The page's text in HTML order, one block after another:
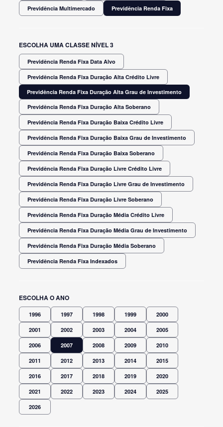
Previdência Multimercado Previdência Renda Fixa
ESCOLHA UMA CLASSE NÍVEL 3
Previdência Renda Fixa Data Alvo
Previdência Renda Fixa Duração Alta Crédito Livre
Previdência Renda Fixa Duração Alta Grau de Investimento
Previdência Renda Fixa Duração Alta Soberano
Previdência Renda Fixa Duração Baixa Crédito Livre
Previdência Renda Fixa Duração Baixa Grau de Investimento
Previdência Renda Fixa Duração Baixa Soberano
Previdência Renda Fixa Duração Livre Crédito Livre
Previdência Renda Fixa Duração Livre Grau de Investimento
Previdência Renda Fixa Duração Livre Soberano
Previdência Renda Fixa Duração Média Crédito Livre
Previdência Renda Fixa Duração Média Grau de Investimento
Previdência Renda Fixa Duração Média Soberano
Previdência Renda Fixa Indexados
ESCOLHA O ANO
1996 1997 1998 1999 2000
2001 2002 2003 2004 2005
2006 2007 2008 2009 2010
2011 2012 2013 2014 2015
2016 2017 2018 2019 2020
2021 2022 2023 2024 2025
2026